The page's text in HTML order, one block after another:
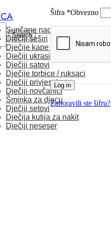
Search
Šifra *Obvezno
Log in
Zaboravili ste šifru?
Sunčane naočale
Dječiji šeširi
Dječije kape / rukavice
Dječiji ukrasi za kosu
Dječiji satovi
Dječije torbice / ruksaci
Dječiji privjesci
Dječiji novčanici
Šminka za djecu
Dječiji setovi
Dječija kutija za nakit
Dječiji neseser